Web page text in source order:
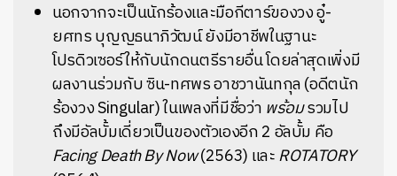
นอกจากจะเป็นนักร้องและมือกีตาร์ของวง อู๋-
ยศทร บุญญธนาภิวัฒน์ ยังมีอาชีพในฐานะ
โปรดิวเซอร์ให้กับนักดนตรีรายอื่น โดยล่าสุดเพิ่งมี
ผลงานร่วมกับ ซิน-ทศพร อาชวานันทกุล (อดีตนัก
ร้องวง Singular) ในเพลงที่มีชื่อว่า พร้อมรวมไป
ถึงมีอัลบั้มเดี่ยวเป็นของตัวเองอีก 2 อัลบั้ม คือ
Facing Death By Now(2563) และROTATORY